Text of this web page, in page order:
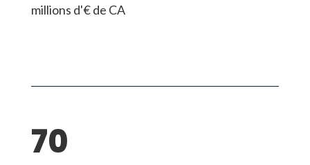
millions d'€ de CA
70